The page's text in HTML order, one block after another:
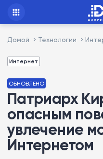
Домой Технологии
Интернет
ОБНОВЛЕНО
Патриарх
опасным
увлечение
Интернетом